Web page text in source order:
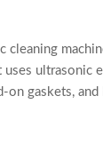
cleaning
ultrasonic
on gaskets,